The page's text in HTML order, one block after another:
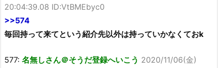
20:04:39.08 ID:VtBMEbyc0
>>574
毎回持って来てという紹介先以外は持っていかなくておk
577: 名無しさん＠そうだ登録へいこう 2020/11/06(金)